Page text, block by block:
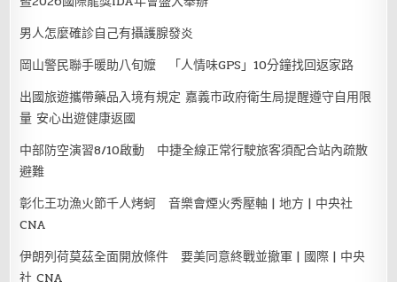
男人怎麼確診自己有攝護腺發炎
岡山警民聯手暖助八旬嬤 「人情味GPS」10分鐘找回返家路
出國旅遊攜帶藥品入境有規定 嘉義市政府衛生局提醒遵守自用限
量 安心出遊健康返國
中部防空演習8/10啟動 中捷全線正常行駛旅客須配合站內疏散
避難
彰化王功漁火節千人烤蚵 音樂會煙火秀壓軸 | 地方 | 中央社
CNA
伊朗列荷莫茲全面開放條件 要美同意終戰並撤軍 | 國際 | 中央
社 CNA